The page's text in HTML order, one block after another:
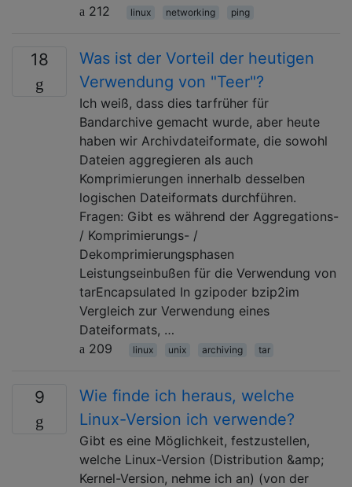
212 linux networking ping
18
Was ist der Vorteil der heutigen
Verwendung von "Teer"?
Ich weiß, dass dies tarfrüher für
Bandarchive gemacht wurde, aber heute
haben wir Archivdateiformate, die sowohl
Dateien aggregieren als auch
Komprimierungen innerhalb desselben
logischen Dateiformats durchführen.
Fragen: Gibt es während der Aggregations-
/ Komprimierungs- /
Dekomprimierungsphasen
Leistungseinbußen für die Verwendung von
tarEncapsulated In gzipoder bzip2im
Vergleich zur Verwendung eines
Dateiformats, …
209
linux unix archiving tar
9
Wie finde ich heraus, welche
Linux-Version ich verwende?
Gibt es eine Möglichkeit, festzustellen,
welche Linux-Version (Distribution &amp;
Kernel-Version, nehme ich an) (von der